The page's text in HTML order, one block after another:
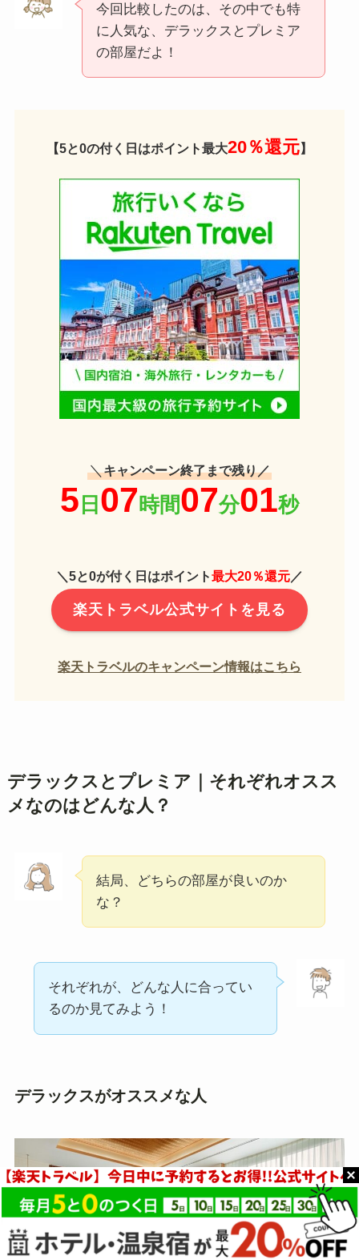
今回比較したのは、その中でも特
に人気な、デラックスとプレミア
の部屋だよ！
【5と0の付く日はポイント最大20％還元】
＼キャンペーン終了まで残り／
＼5と0が付く日はポイント最大20％還元／
楽天トラベル公式サイトを見る
楽天トラベルのキャンペーン情報はこちら
デラックスとプレミア｜それぞれオスス
メなのはどんな人？
結局、どちらの部屋が良いのか
な？
それぞれが、どんな人に合ってい
るのか見てみよう！
デラックスがオススメな人